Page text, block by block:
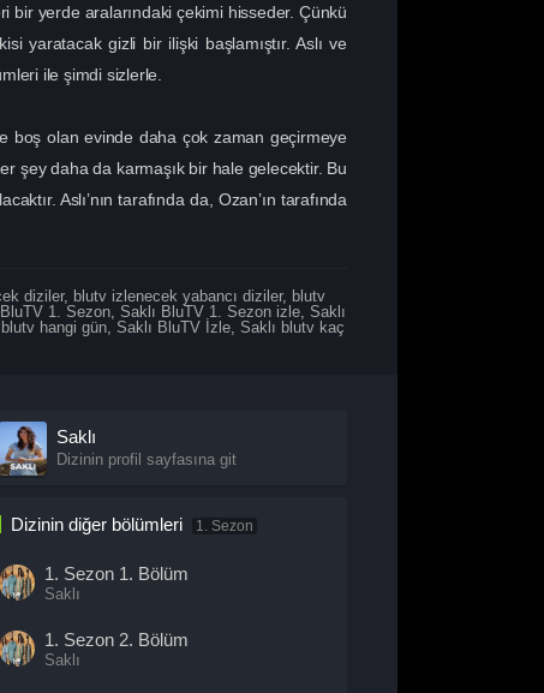
bir yerde aralarındaki çekimi hisseder. Çünkü
yaratacak gizli bir ilişki başlamıştır. Aslı ve
ile şimdi sizlerle.
boş olan evinde daha çok zaman geçirmeye
şey daha da karmaşık bir hale gelecektir. Bu
Aslı’nın tarafında da, Ozan’ın tarafında
diziler, blutv izlenecek yabancı diziler, blutv
1. Sezon Saklı BluTV 1. Sezon izle Saklı
blutv hangi gün Saklı BluTV İzle Saklı blutv kaç
Saklı
Dizinin profil sayfasına git
Dizinin diğer bölümleri 1. Sezon
1. Sezon 1. Bölüm
Saklı
1. Sezon 2. Bölüm
Saklı